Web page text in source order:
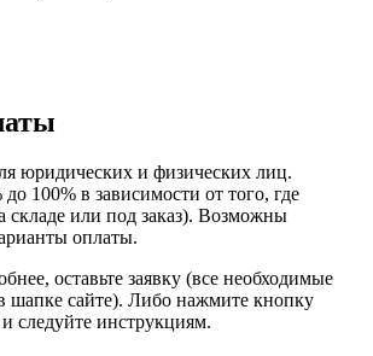
юридических и физических лиц.
100% в зависимости от того, где
складе или под заказ). Возможны
оплаты.
оставьте заявку (все необходимые
шапке сайте). Либо нажмите кнопку
инструкциям.